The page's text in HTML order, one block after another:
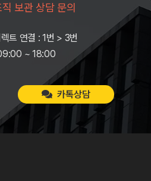
보관 상담 문의
트 연결 : 1번 > 3번
~ 18:00
카톡상담